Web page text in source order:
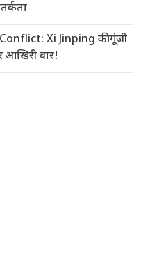
Xi Jinping की गूंजी
आखिरी वार!